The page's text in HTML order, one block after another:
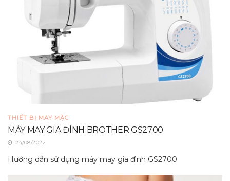
THIẾT BỊ MAY MẶC
MÁY MAY GIA ĐÌNH BROTHER GS2700
24/08/2022
Hướng dẫn sử dụng máy may gia đình GS2700